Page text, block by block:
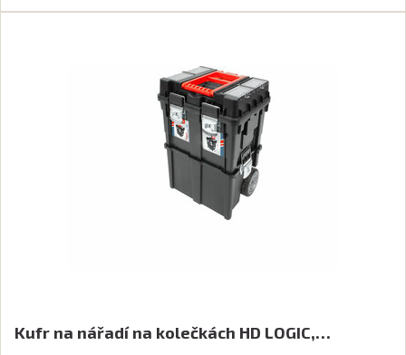
Kufr na nářadí na kolečkách HD LOGIC,…